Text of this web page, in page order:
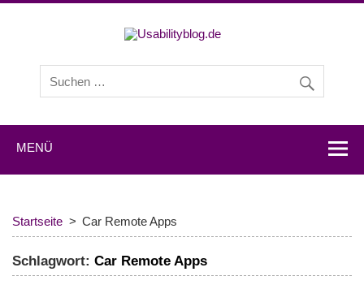
Experten zu den Themen Usability und User Experience.
MENÜ
Startseite Car Remote Apps
Schlagwort:Car Remote Apps